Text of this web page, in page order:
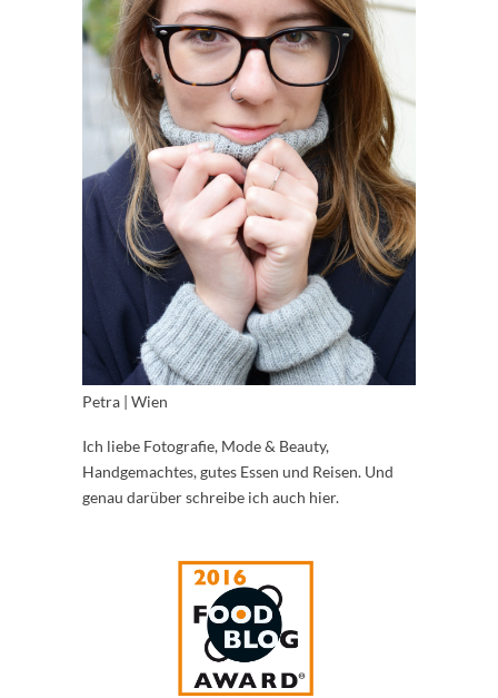
Petra | Wien
Ich liebe Fotografie, Mode & Beauty,
Handgemachtes, gutes Essen und Reisen. Und
genau darüber schreibe ich auch hier.